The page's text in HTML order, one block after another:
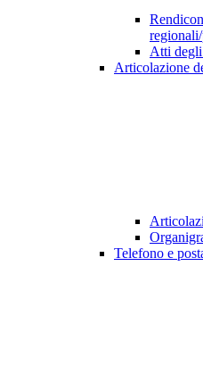
Atti
Articolazione
Telefono e